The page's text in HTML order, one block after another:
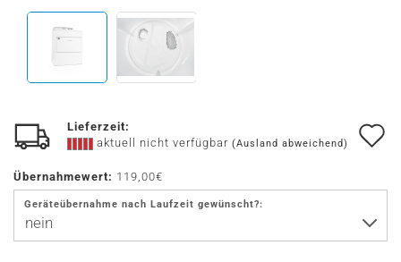
Lieferzeit:
aktuell nicht verfügbar (Ausland abweichend)
Übernahmewert: 119,00€
Geräteübernahme nach Laufzeit gewünscht?: